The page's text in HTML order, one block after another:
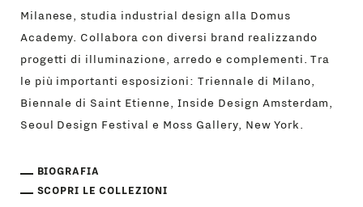
Milanese, studia industrial design alla Domus
Academy. Collabora con diversi brand realizzando
progetti di illuminazione, arredo e complementi. Tra
le più importanti esposizioni: Triennale di Milano,
Biennale di Saint Etienne, Inside Design Amsterdam,
Seoul Design Festival e Moss Gallery, New York.
BIOGRAFIA
SCOPRI LE COLLEZIONI